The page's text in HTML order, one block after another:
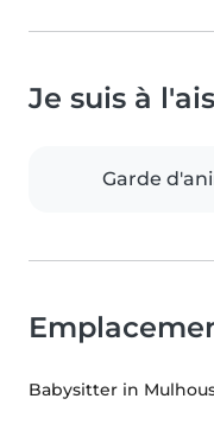
Je suis à
Garde
Babysitter in